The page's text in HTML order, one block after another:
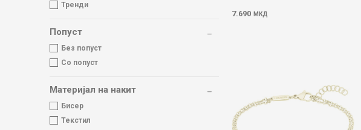
Тренди
Попуст
Без попуст
Со попуст
Материјал на накит
Бисер
Текстил
7.690 МКД